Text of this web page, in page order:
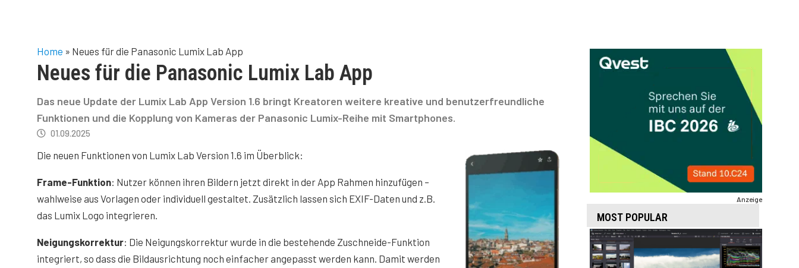
Home » Neues für die Panasonic Lumix Lab App
Neues für die Panasonic Lumix Lab App
Das neue Update der Lumix Lab App Version 1.6 bringt Kreatoren weitere kreative und benutzerfreundliche
Funktionen und die Kopplung von Kameras der Panasonic Lumix-Reihe mit Smartphones.
01.09.2025
Die neuen Funktionen von Lumix Lab Version 1.6 im Überblick:
Frame-Funktion: Nutzer können ihren Bildern jetzt direkt in der App Rahmen hinzufügen –
wahlweise aus Vorlagen oder individuell gestaltet. Zusätzlich lassen sich EXIF-Daten und z.B.
das Lumix Logo integrieren.
Neigungskorrektur: Die Neigungskorrektur wurde in die bestehende Zuschneide-Funktion
integriert, so dass die Bildausrichtung noch einfacher angepasst werden kann. Damit werden
Anzeige
MOST POPULAR